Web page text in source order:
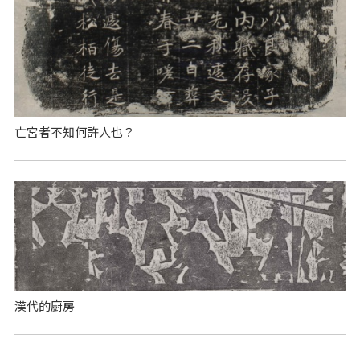
亡宮者不知何許人也？
漢代的廚房